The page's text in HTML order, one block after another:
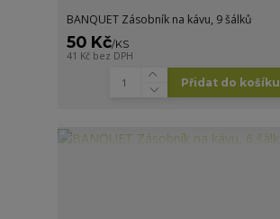
BANQUET Zásobník na kávu, 9 šálků
50 Kč/KS
41 Kč bez DPH
Přidat do košíku